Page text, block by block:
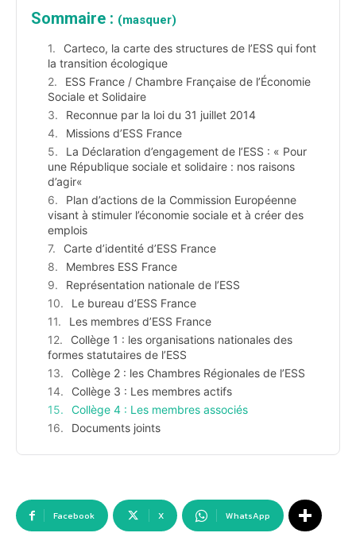
Sommaire : (masquer)
Carteco, la carte des structures de l’ESS qui font
la transition écologique
ESS France / Chambre Française de l’Économie
Sociale et Solidaire
Reconnue par la loi du 31 juillet 2014
Missions d’ESS France
La Déclaration d’engagement de l’ESS : « Pour
une République sociale et solidaire : nos raisons
d’agir«
Plan d’actions de la Commission Européenne
visant à stimuler l’économie sociale et à créer des
emplois
Carte d’identité d’ESS France
Membres ESS France
Représentation nationale de l’ESS
Le bureau d’ESS France
Les membres d’ESS France
Collège 1 : les organisations nationales des
formes statutaires de l’ESS
Collège 2 : les Chambres Régionales de l’ESS
Collège 3 : Les membres actifs
Collège 4 : Les membres associés
Documents joints
Facebook X WhatsApp